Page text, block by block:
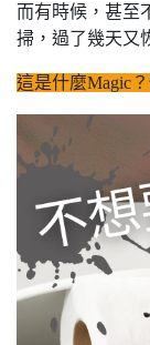
而有時候，甚至
掃，過了幾天又
這是什麼Magic